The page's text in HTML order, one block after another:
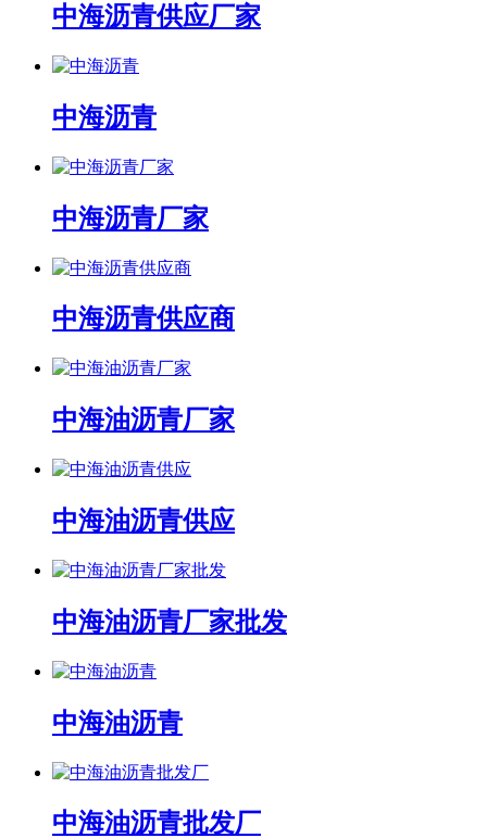
中海沥青供应厂家
中海沥青
中海沥青厂家
中海沥青供应商
中海油沥青厂家
中海油沥青供应
中海油沥青厂家批发
中海油沥青
中海油沥青批发厂